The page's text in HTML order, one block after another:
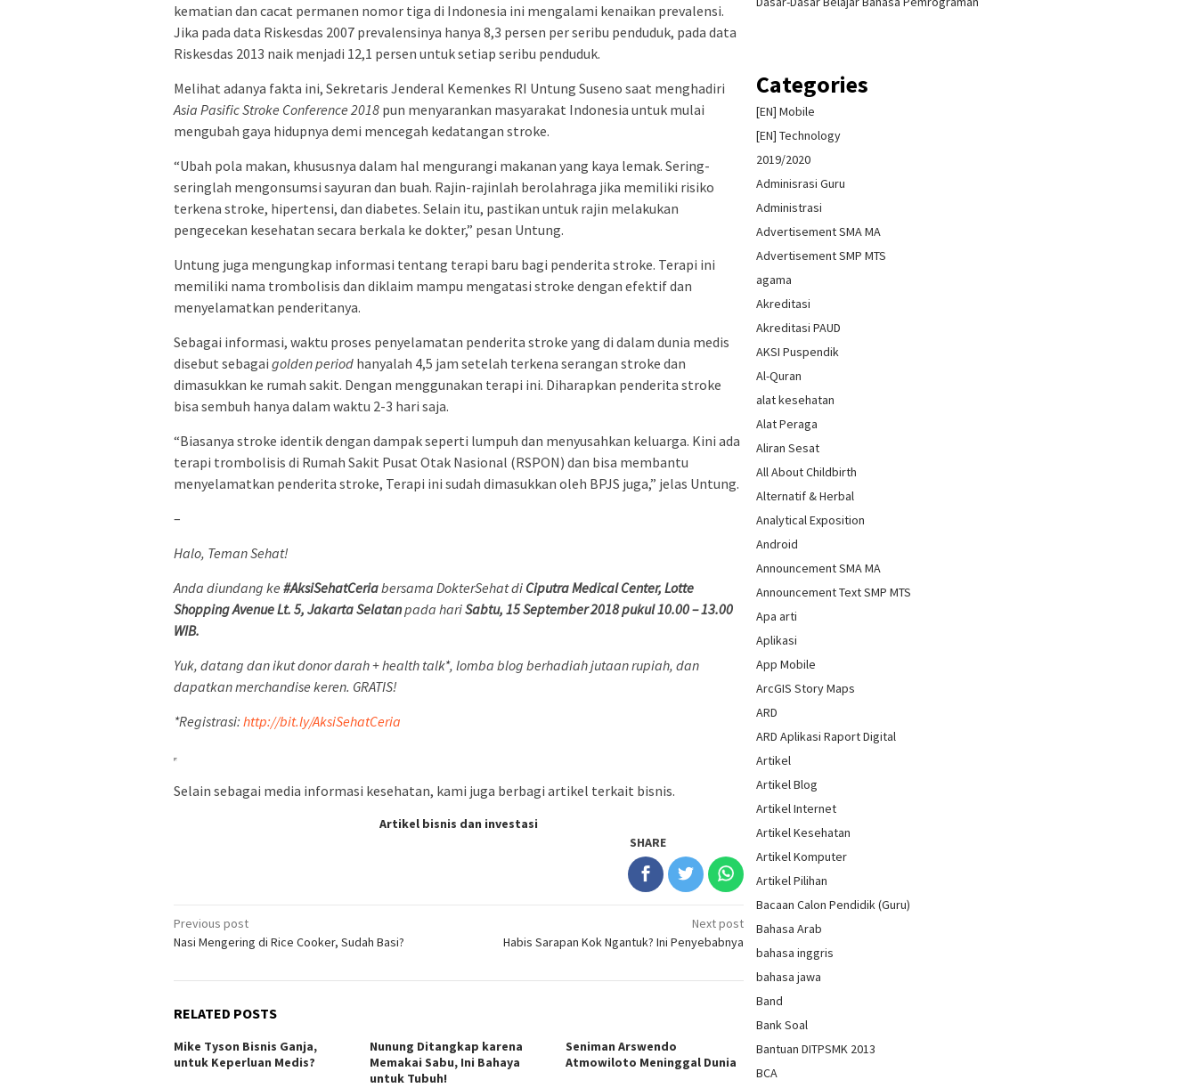
kematian dan cacat permanen nomor tiga di Indonesia ini mengalami kenaikan prevalensi.
Jika pada data Riskesdas 2007 prevalensinya hanya 8,3 persen per seribu penduduk, pada data
Riskesdas 2013 naik menjadi 12,1 persen untuk setiap seribu penduduk.
Melihat adanya fakta ini, Sekretaris Jenderal Kemenkes RI Untung Suseno saat menghadiri
Asia Pasific Stroke Conference 2018 pun menyarankan masyarakat Indonesia untuk mulai
mengubah gaya hidupnya demi mencegah kedatangan stroke.
“Ubah pola makan, khususnya dalam hal mengurangi makanan yang kaya lemak. Sering-
seringlah mengonsumsi sayuran dan buah. Rajin-rajinlah berolahraga jika memiliki risiko
terkena stroke, hipertensi, dan diabetes. Selain itu, pastikan untuk rajin melakukan
pengecekan kesehatan secara berkala ke dokter,” pesan Untung.
Untung juga mengungkap informasi tentang terapi baru bagi penderita stroke. Terapi ini
memiliki nama trombolisis dan diklaim mampu mengatasi stroke dengan efektif dan
menyelamatkan penderitanya.
Sebagai informasi, waktu proses penyelamatan penderita stroke yang di dalam dunia medis
disebut sebagai golden period hanyalah 4,5 jam setelah terkena serangan stroke dan
dimasukkan ke rumah sakit. Dengan menggunakan terapi ini. Diharapkan penderita stroke
bisa sembuh hanya dalam waktu 2-3 hari saja.
“Biasanya stroke identik dengan dampak seperti lumpuh dan menyusahkan keluarga. Kini ada
terapi trombolisis di Rumah Sakit Pusat Otak Nasional (RSPON) dan bisa membantu
menyelamatkan penderita stroke, Terapi ini sudah dimasukkan oleh BPJS juga,” jelas Untung.
–
Halo, Teman Sehat!
Anda diundang ke #AksiSehatCeriabersama DokterSehat di Ciputra Medical Center, Lotte
Shopping Avenue Lt. 5, Jakarta Selatanpada hariSabtu, 15 September 2018 pukul 10.00 – 13.00
WIB.
Yuk, datang dan ikut donor darah + health talk*, lomba blog berhadiah jutaan rupiah, dan
dapatkan merchandise keren. GRATIS!
*Registrasi: http://bit.ly/AksiSehatCeria
Selain sebagai media informasi kesehatan, kami juga berbagi artikel terkait bisnis.
Artikel bisnis dan investasi
SHARE
Post
navigation
Previous post
Nasi Mengering di Rice Cooker, Sudah Basi?
Next post
Habis Sarapan Kok Ngantuk? Ini Penyebabnya
RELATED POSTS
Mike Tyson Bisnis Ganja,
untuk Keperluan Medis?
Nunung Ditangkap karena
Memakai Sabu, Ini Bahaya
untuk Tubuh!
Seniman Arswendo
Atmowiloto Meninggal Dunia
Categories
[EN] Mobile
[EN] Technology
2019/2020
Adminisrasi Guru
Administrasi
Advertisement SMA MA
Advertisement SMP MTS
agama
Akreditasi
Akreditasi PAUD
AKSI Puspendik
Al-Quran
alat kesehatan
Alat Peraga
Aliran Sesat
All About Childbirth
Alternatif & Herbal
Analytical Exposition
Android
Announcement SMA MA
Announcement Text SMP MTS
Apa arti
Aplikasi
App Mobile
ArcGIS Story Maps
ARD
ARD Aplikasi Raport Digital
Artikel
Artikel Blog
Artikel Internet
Artikel Kesehatan
Artikel Komputer
Artikel Pilihan
Bacaan Calon Pendidik (Guru)
Bahasa Arab
bahasa inggris
bahasa jawa
Band
Bank Soal
Bantuan DITPSMK 2013
BCA